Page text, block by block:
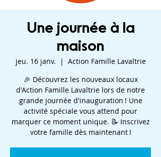
Une journée à la
maison
jeu. 16 janv.
  |
Action Famille Lavaltrie
🎉 Découvrez les nouveaux locaux
d'Action Famille Lavaltrie lors de notre
grande journée d'inauguration ! Une
activité spéciale vous attend pour
marquer ce moment unique. 📝 Inscrivez
votre famille dès maintenant !